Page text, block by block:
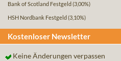
Bank of Scotland Festgeld (3,00%)
HSH Nordbank Festgeld (3,10%)
Kostenloser Newsletter
Keine Änderungen verpassen